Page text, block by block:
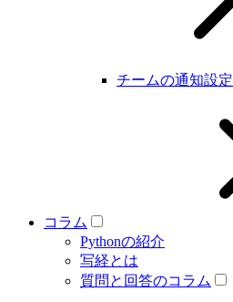
チームの通知設定
コラム
Pythonの紹介
写経とは
質問と回答のコラム